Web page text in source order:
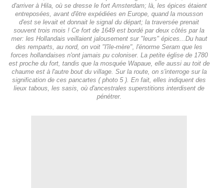
d'arriver à Hila, où se dresse le fort Amsterdam; là, les épices étaient
entreposées, avant d'être expédiées en Europe, quand la mousson
d'est se levait et donnait le signal du départ; la traversée prenait
souvent trois mois ! Ce fort de 1649 est bordé par deux côtés par la
mer: les Hollandais veillaient jalousement sur "leurs" épices...Du haut
des remparts, au nord, on voit "l'île-mère", l'énorme Seram que les
forces hollandaises n'ont jamais pu coloniser. La petite église de 1780
est proche du fort, tandis que la mosquée Wapaue, elle aussi au toit de
chaume est à l'autre bout du village. Sur la route, on s'interroge sur la
signification de ces pancartes ( photo 5 ). En fait, elles indiquent des
lieux tabous, les sasis, où d'ancestrales superstitions interdisent de
pénétrer.